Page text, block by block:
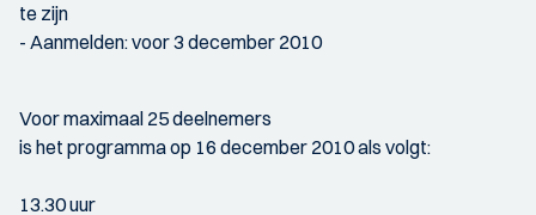
te zijn
- Aanmelden: voor 3 december 2010
Voor maximaal 25 deelnemers
is het programma op 16 december 2010 als volgt:
13.30 uur